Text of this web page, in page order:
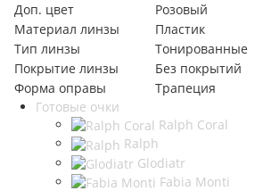
Доп. цвет
Розовый
Материал линзы
Пластик
Тип линзы
Тонированные
Покрытие линзы
Без покрытий
Форма оправы
Трапеция
Готовые очки
Ralph Coral
Ralph
Glodiatr
Fabia Monti